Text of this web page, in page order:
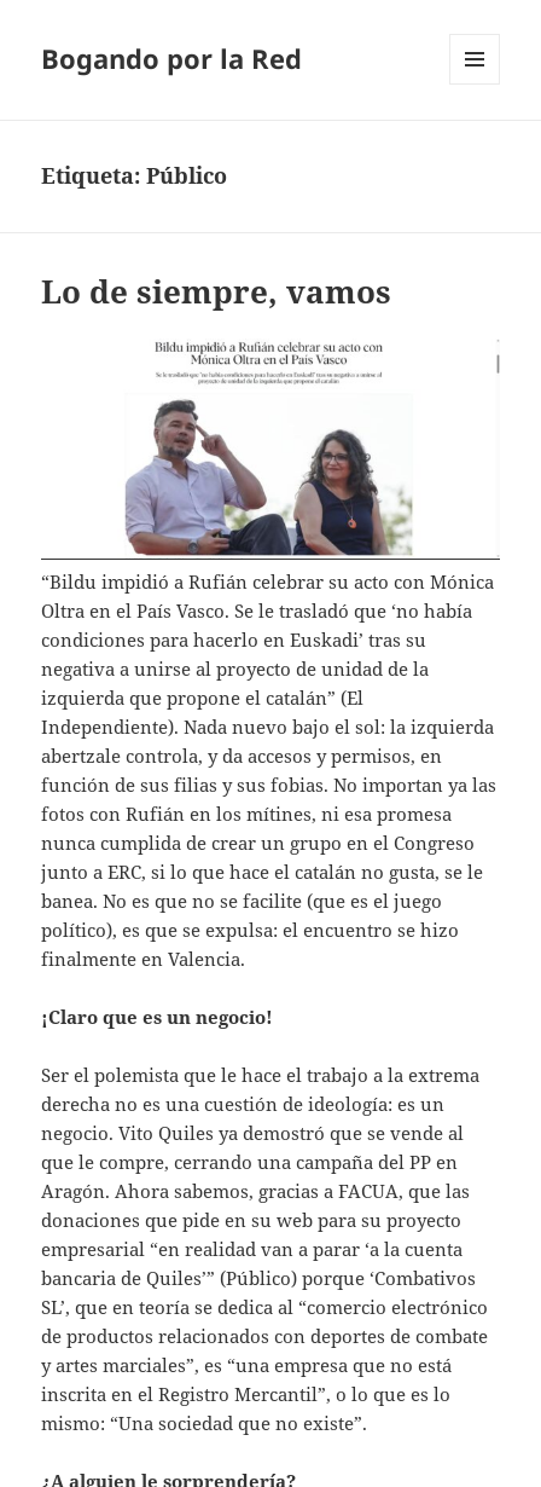
Bogando por la Red
Etiqueta:Público
Lo de siempre, vamos
“Bildu impidió a Rufián celebrar su acto con Mónica
Oltra en el País Vasco. Se le trasladó que ‘no había
condiciones para hacerlo en Euskadi’ tras su
negativa a unirse al proyecto de unidad de la
izquierda que propone el catalán” (El
Independiente). Nada nuevo bajo el sol: la izquierda
abertzale controla, y da accesos y permisos, en
función de sus filias y sus fobias. No importan ya las
fotos con Rufián en los mítines, ni esa promesa
nunca cumplida de crear un grupo en el Congreso
junto a ERC, si lo que hace el catalán no gusta, se le
banea. No es que no se facilite (que es el juego
político), es que se expulsa: el encuentro se hizo
finalmente en Valencia.
¡Claro que es un negocio!
Ser el polemista que le hace el trabajo a la extrema
derecha no es una cuestión de ideología: es un
negocio. Vito Quiles ya demostró que se vende al
que le compre, cerrando una campaña del PP en
Aragón. Ahora sabemos, gracias a FACUA, que las
donaciones que pide en su web para su proyecto
empresarial “en realidad van a parar ‘a la cuenta
bancaria de Quiles’” (Público) porque ‘Combativos
SL’, que en teoría se dedica al “comercio electrónico
de productos relacionados con deportes de combate
y artes marciales”, es “una empresa que no está
inscrita en el Registro Mercantil”, o lo que es lo
mismo: “Una sociedad que no existe”.
¿A alguien le sorprendería?